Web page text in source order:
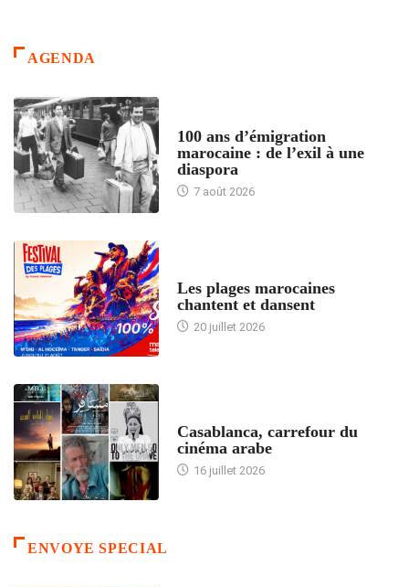
AGENDA
100 ans d’émigration
marocaine : de l’exil à une
diaspora
7 août 2026
Les plages marocaines
chantent et dansent
20 juillet 2026
Casablanca, carrefour du
cinéma arabe
16 juillet 2026
ENVOYE SPECIAL